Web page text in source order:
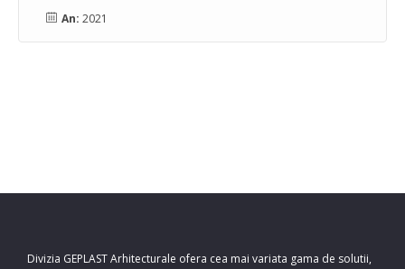
An: 2021
Divizia GEPLAST Arhitecturale ofera cea mai variata gama de solutii,